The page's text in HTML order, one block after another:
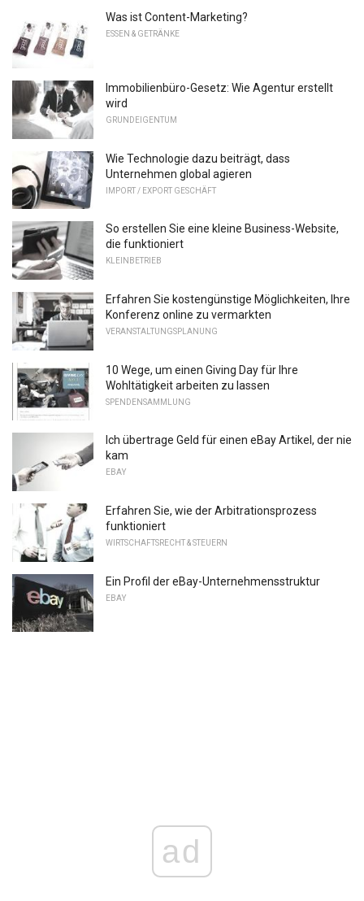
Was ist Content-Marketing?
ESSEN & GETRÄNKE
Immobilienbüro-Gesetz: Wie Agentur erstellt
wird
GRUNDEIGENTUM
Wie Technologie dazu beiträgt, dass
Unternehmen global agieren
IMPORT / EXPORT GESCHÄFT
So erstellen Sie eine kleine Business-Website,
die funktioniert
KLEINBETRIEB
Erfahren Sie kostengünstige Möglichkeiten, Ihre
Konferenz online zu vermarkten
VERANSTALTUNGSPLANUNG
10 Wege, um einen Giving Day für Ihre
Wohltätigkeit arbeiten zu lassen
SPENDENSAMMLUNG
Ich übertrage Geld für einen eBay Artikel, der nie
kam
EBAY
Erfahren Sie, wie der Arbitrationsprozess
funktioniert
WIRTSCHAFTSRECHT & STEUERN
Ein Profil der eBay-Unternehmensstruktur
EBAY
ad